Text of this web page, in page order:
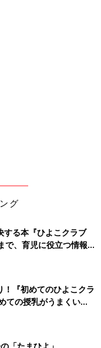
グ
する本『ひよこクラブ
、育児に役立つ情報が
『初めてのひよこクラ
ての授乳がうまくい
夏のトラブル 解決テ